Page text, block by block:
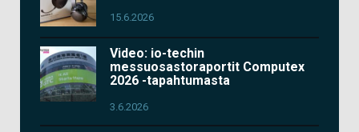
15.6.2026
Video: io-techin
messuosastoraportit Computex
2026 -tapahtumasta
3.6.2026